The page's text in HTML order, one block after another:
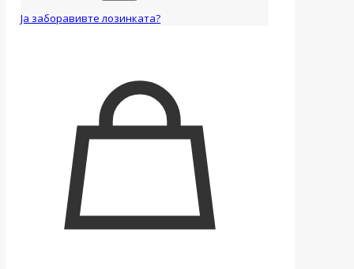
Ја заборавивте лозинката?